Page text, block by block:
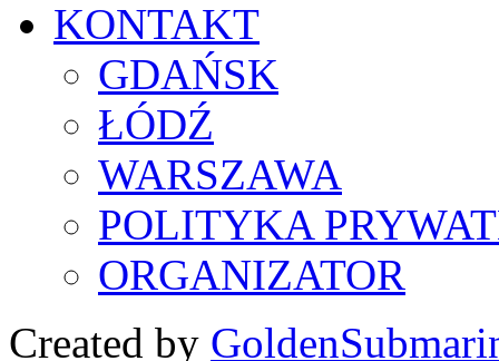
KONTAKT
GDAŃSK
ŁÓDŹ
WARSZAWA
POLITYKA
ORGANIZATOR
Created by